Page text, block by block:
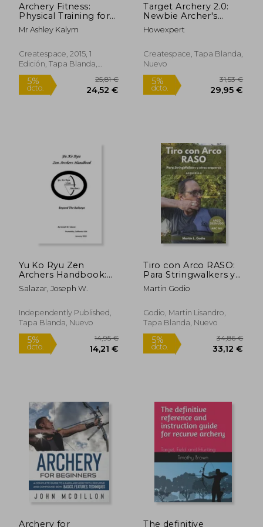
5%
dcto.
Archery Fitness:
Physical Training for
the Modern Archer
(en Inglés)
Mr Ashley Kalym
Createspace, 2015, 1
Edición, Tapa Blanda,
Nuevo
5%
Target Archery 2.0:
Newbie Archer's
Quick Guide on How
to Start, Grow, and
Using the Bow and
Arrow at the Sport of
Howexpert
Createspace, Tapa Blanda,
Nuevo
5%
Yu Ko Ryu Zen
Archers Handbook:
Beyond The Bullseye
(en Inglés)
Salazar, Joseph W.
Independently Published,
Tapa Blanda, Nuevo
Tiro con Arco RASO:
Para Stringwalkers y
otros arqueros
Martin Godio
Godio, Martin Lisandro,
Tapa Blanda, Nuevo
Archery for The definitive